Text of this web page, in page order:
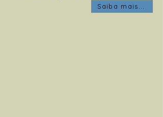
Saiba mais...